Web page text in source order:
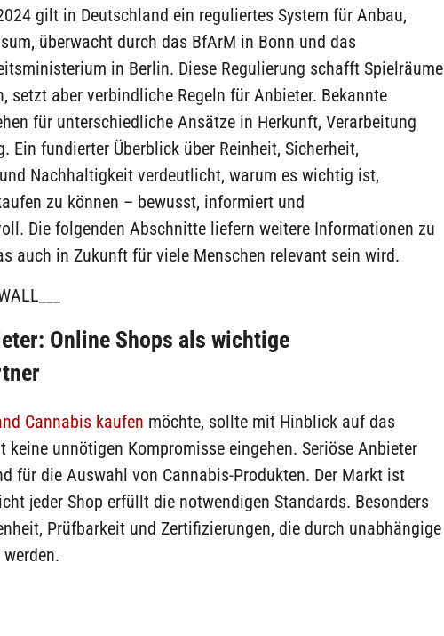
gilt in Deutschland ein reguliertes System für Anbau,
überwacht durch das BfArM in Bonn und das
in Berlin. Diese Regulierung schafft Spielräume
setzt aber verbindliche Regeln für Anbieter. Bekannte
für unterschiedliche Ansätze in Herkunft, Verarbeitung
Ein fundierter Überblick über Reinheit, Sicherheit,
Nachhaltigkeit verdeutlicht, warum es wichtig ist,
zu können – bewusst, informiert und
Die folgenden Abschnitte liefern weitere Informationen zu
auch in Zukunft für viele Menschen relevant sein wird.
Online Shops als wichtige
Cannabis kaufen möchte, sollte mit Hinblick auf das
keine unnötigen Kompromisse eingehen. Seriöse Anbieter
für die Auswahl von Cannabis-Produkten. Der Markt ist
jeder Shop erfüllt die notwendigen Standards. Besonders
Prüfbarkeit und Zertifizierungen, die durch unabhängige